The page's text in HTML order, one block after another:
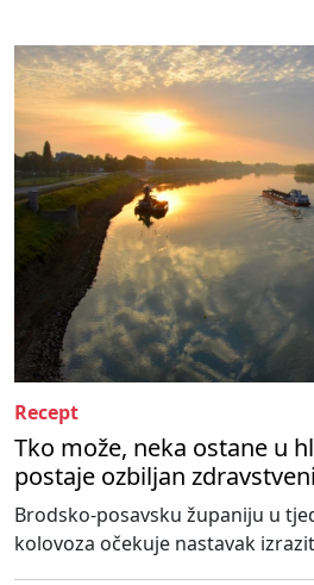
Recept
Tko može, neka ostane u
postaje ozbiljan
Brodsko-posavsku županiju u
kolovoza očekuje nastavak